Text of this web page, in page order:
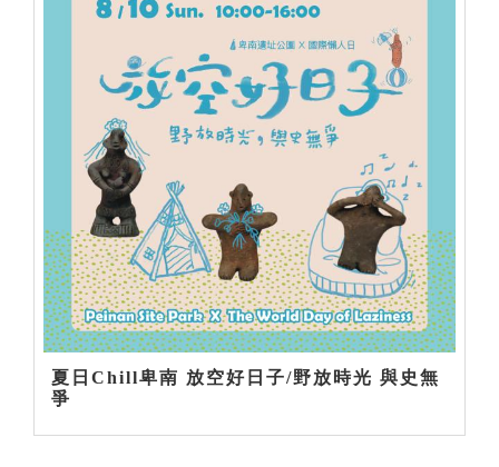
夏日Chill卑南 放空好日子/野放時光 與史無
爭